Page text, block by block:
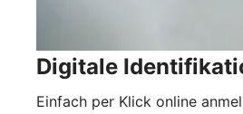
Digitale
Einfach per Klick online